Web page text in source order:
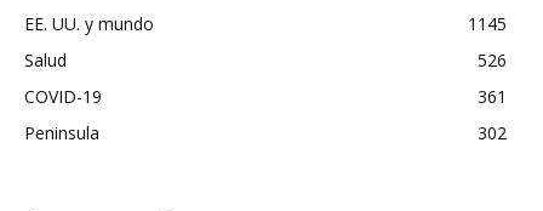
EE. UU. y mundo
1145
Salud
526
COVID-19
361
Peninsula
302